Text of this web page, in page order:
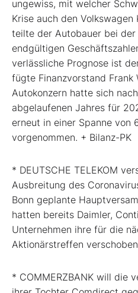
ungewiss, mit welcher
Krise auch den
teilte der Autobauer bei
endgültigen
verlässliche Prognose ist
fügte Finanzvorstand Frank
Autokonzern hatte sich
abgelaufenen Jahres für
erneut in einer Spanne von
vorgenommen. + Bilanz-PK
* DEUTSCHE TELEKOM
Ausbreitung des
Bonn geplante
hatten bereits Daimler,
Unternehmen ihre für die
Aktionärstreffen
* COMMERZBANK will die